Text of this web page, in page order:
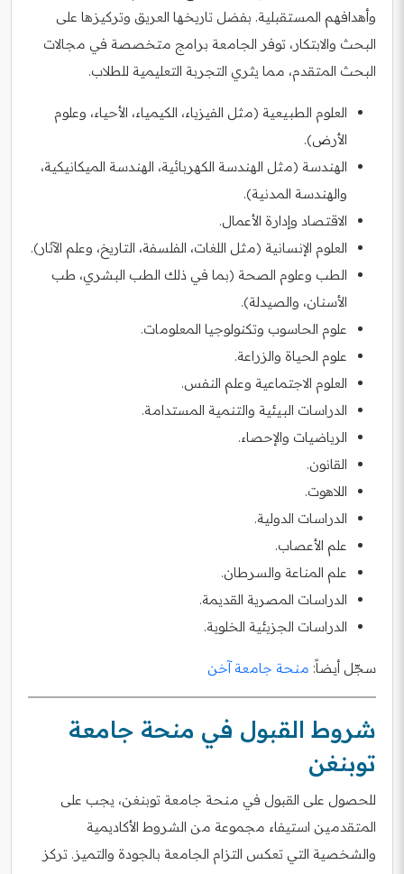
وأهدافهم المستقبلية. بفضل تاريخها العريق وتركيزها على
البحث والابتكار، توفر الجامعة برامج متخصصة في مجالات
البحث المتقدم، مما يثري التجربة التعليمية للطلاب.
العلوم الطبيعية (مثل الفيزياء، الكيمياء، الأحياء، وعلوم
الأرض).
الهندسة (مثل الهندسة الكهربائية، الهندسة الميكانيكية،
والهندسة المدنية).
الاقتصاد وإدارة الأعمال.
العلوم الإنسانية (مثل اللغات، الفلسفة، التاريخ، وعلم الآثار).
الطب وعلوم الصحة (بما في ذلك الطب البشري، طب
الأسنان، والصيدلة).
علوم الحاسوب وتكنولوجيا المعلومات.
علوم الحياة والزراعة.
العلوم الاجتماعية وعلم النفس.
الدراسات البيئية والتنمية المستدامة.
الرياضيات والإحصاء.
القانون.
اللاهوت.
الدراسات الدولية.
علم الأعصاب.
علم المناعة والسرطان.
الدراسات المصرية القديمة.
الدراسات الجزيئية الخلوية.
سجّل أيضاً: منحة جامعة آخن
شروط القبول في منحة جامعة
توبنغن
للحصول على القبول في منحة جامعة توبنغن، يجب على
المتقدمين استيفاء مجموعة من الشروط الأكاديمية
والشخصية التي تعكس التزام الجامعة بالجودة والتميز. تركز